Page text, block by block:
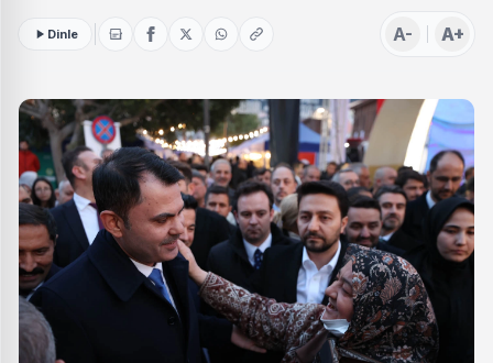
Dinle A- A+